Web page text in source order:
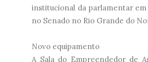
institucional da parlamentar em
no Senado no Rio Grande do
Novo equipamento
A Sala do Empreendedor de